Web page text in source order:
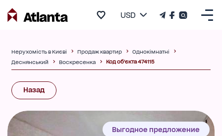
USD
Нерухомість в Києві Продаж квартир
Однокімнатні
Деснянський
Воскресенка Код об'єкта 474115
Назад
Выгодное предложение